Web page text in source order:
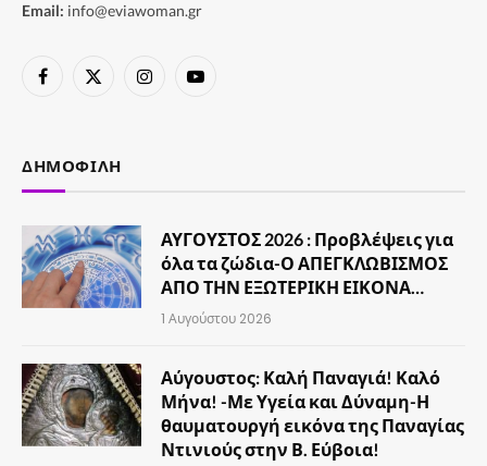
Email: info@eviawoman.gr
Facebook
X
InstagramYouTube
ΔΗΜΟΦΙΛΉ
ΑΥΓΟΥΣΤΟΣ 2026 : Προβλέψεις για
όλα τα ζώδια-Ο ΑΠΕΓΚΛΩΒΙΣΜΟΣ
ΑΠΟ ΤΗΝ ΕΞΩΤΕΡΙΚΗ ΕΙΚΟΝΑ…
1 Αυγούστου 2026
Αύγουστος: Καλή Παναγιά! Καλό
Μήνα! -Με Υγεία και Δύναμη-Η
θαυματουργή εικόνα της Παναγίας
Ντινιούς στην Β. Εύβοια!